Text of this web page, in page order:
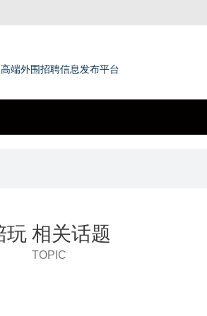
端外围招聘信息发布平台
玩 相关话题
TOPIC